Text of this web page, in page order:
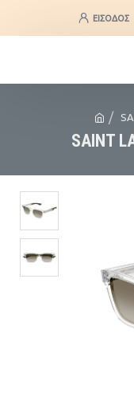
ΕΊΣΟΔΟΣ
SAINT